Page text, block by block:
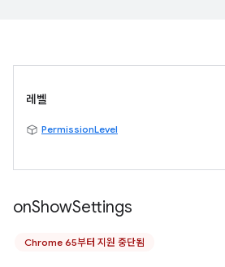
레벨
PermissionLevel
onShowSettings
Chrome 65부터 지원 중단됨